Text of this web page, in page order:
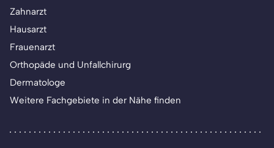
Zahnarzt
Hausarzt
Frauenarzt
Orthopäde und Unfallchirurg
Dermatologe
Weitere Fachgebiete in der Nähe finden